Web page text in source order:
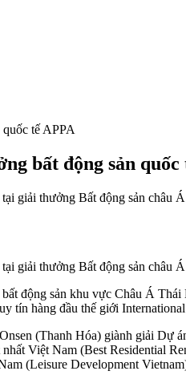
tế APPA
bất động sản quốc
giải thưởng Bất động sản châu
giải thưởng Bất động sản châu
động sản khu vực Châu Á
tín hàng đầu thế giới
(Thanh Hóa) giành giải Dự
Việt Nam (Best Residential
(Leisure Development